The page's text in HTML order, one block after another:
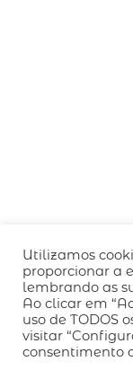
QUEM SOMOS
CÓDIGO DE
POLÍTICA DE
TERMOS DE USO
Utilizamos
proporcionar a
lembrando as
Ao clicar em
uso de TODOS
visitar
consentimento